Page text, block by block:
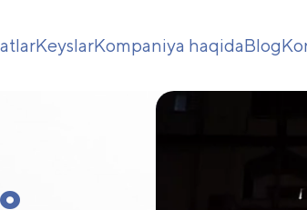
KeyslarKompaniya haqidaBlog